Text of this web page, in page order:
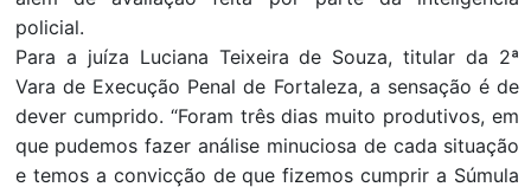
policial.
Para a juíza Luciana Teixeira de Souza, titular da 2ª
Vara de Execução Penal de Fortaleza, a sensação é de
dever cumprido. “Foram três dias muito produtivos, em
que pudemos fazer análise minuciosa de cada situação
e temos a convicção de que fizemos cumprir a Súmula